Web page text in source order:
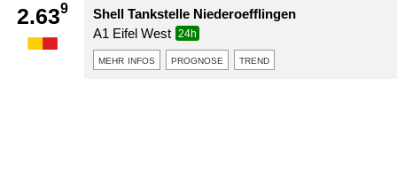
2.639
Shell Tankstelle Niederoefflingen
A1 Eifel West
24h
mehr infos prognose trend